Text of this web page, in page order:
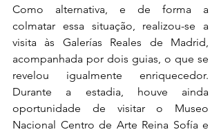
Como alternativa, e de forma a
colmatar essa situação, realizou-se a
visita às Galerías Reales de Madrid,
acompanhada por dois guias, o que se
revelou igualmente enriquecedor.
Durante a estadia, houve ainda
oportunidade de visitar o Museo
Nacional Centro de Arte Reina Sofía e